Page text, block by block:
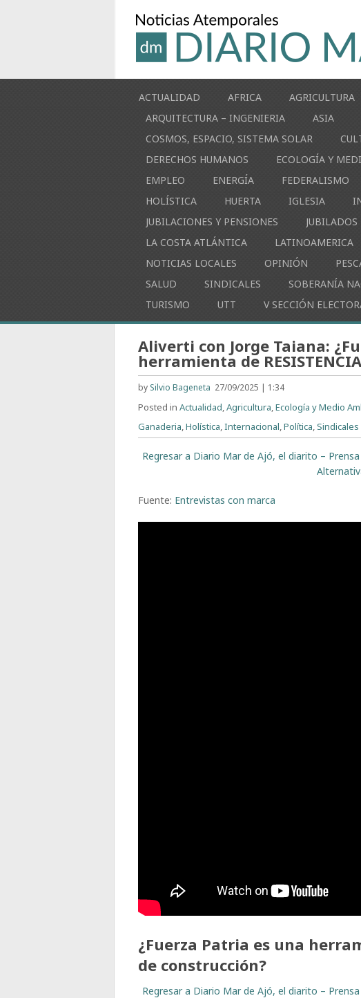
ACTUALIDAD AFRICA AGRICULTURA
ARQUITECTURA – INGENIERIA
ASIA
COSMOS, ESPACIO, SISTEMA SOLAR
DERECHOS HUMANOS
ECOLOGÍA Y
EMPLEO
ENERGÍA FEDERALISMO
HOLÍSTICA
HUERTA IGLESIA
JUBILACIONES Y PENSIONES
JUBILADOS
LA COSTA ATLÁNTICA
LATINOAMERICA
NOTICIAS LOCALES
OPINIÓN
SALUD
SINDICALES SOBERANÍA
TURISMO
UTT V SECCIÓN
Aliverti con Jorge Taiana:
herramienta de
by Silvio Bageneta 27/09/2025 | 1:34
Posted inActualidad,Agricultura,Ecología y Medio
Ganaderia,Holística,Internacional,Política,Sindicales
Regresar a Diario Mar de Ajó, el diarito –
Fuente: Entrevistas con marca
¿Fuerza Patria es una
de construcción?
Regresar a Diario Mar de Ajó, el diarito –